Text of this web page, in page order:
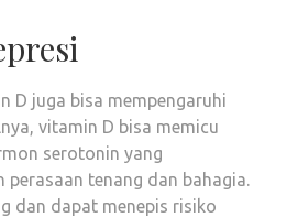
D juga bisa mempengaruhi
vitamin D bisa memicu
serotonin yang
perasaan tenang dan bahagia.
dan dapat menepis risiko